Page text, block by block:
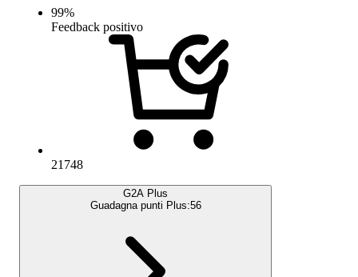
99%
Feedback positivo
21748
G2A Plus
Guadagna punti Plus:56